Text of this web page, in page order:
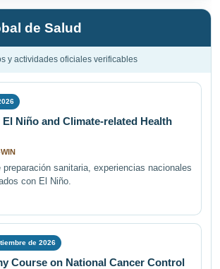
de Salud
y actividades oficiales verificables
Niño and Climate-related Health
preparación sanitaria, experiencias nacionales
con El Niño.
de 2026
Course on National Cancer Control